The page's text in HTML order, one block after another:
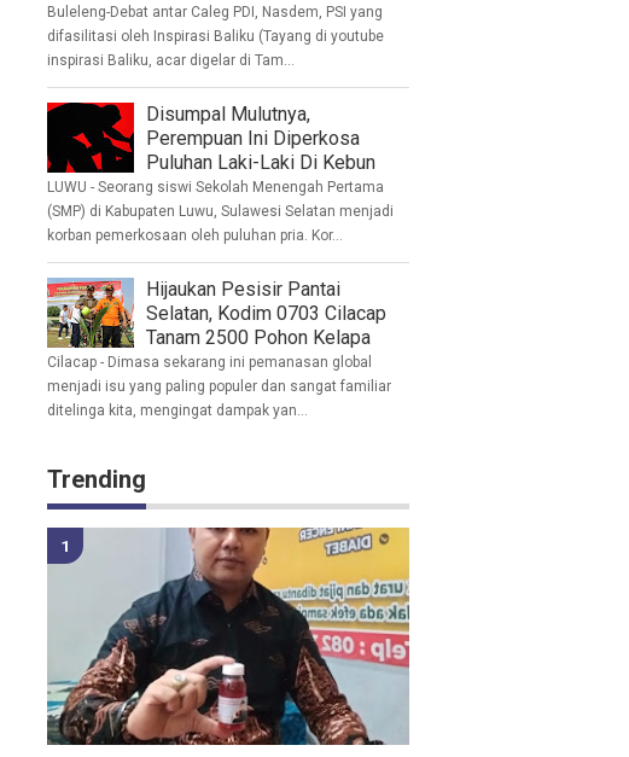
Buleleng-Debat antar Caleg PDI, Nasdem, PSI yang
difasilitasi oleh Inspirasi Baliku (Tayang di youtube
inspirasi Baliku, acar digelar di Tam...
Disumpal Mulutnya,
Perempuan Ini Diperkosa
Puluhan Laki-Laki Di Kebun
LUWU - Seorang siswi Sekolah Menengah Pertama
(SMP) di Kabupaten Luwu, Sulawesi Selatan menjadi
korban pemerkosaan oleh puluhan pria. Kor...
Hijaukan Pesisir Pantai
Selatan, Kodim 0703 Cilacap
Tanam 2500 Pohon Kelapa
Cilacap - Dimasa sekarang ini pemanasan global
menjadi isu yang paling populer dan sangat familiar
ditelinga kita, mengingat dampak yan...
Trending